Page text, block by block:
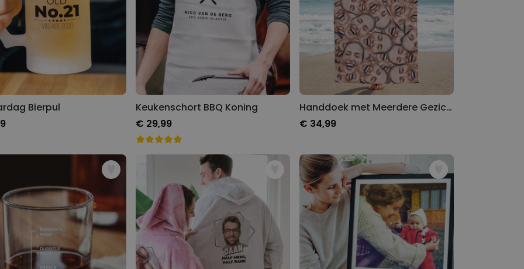
Bierpul
Keukenschort BBQ Koning
€ 29,99
Handdoek met Meerdere Gezichten
€ 34,99